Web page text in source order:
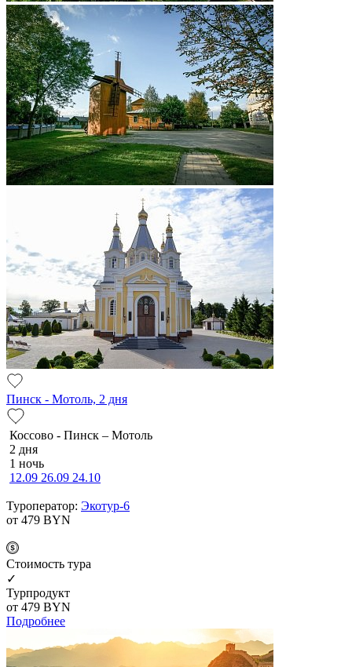
Пинск - Мотоль, 2 дня
Коссово - Пинск – Мотоль
2 дня
1 ночь
12.09 26.09 24.10
Туроператор: Экотур-6
от 479 BYN
Cтоимость тура
✓
Турпродукт
от 479 BYN
Подробнее